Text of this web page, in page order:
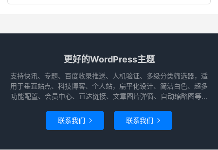
更好的WordPress主题
支持快讯、专题、百度收录推送、人机验证、多级分类筛选器，适
用于垂直站点、科技博客、个人站，扁平化设计、简洁白色、超多
功能配置、会员中心、直达链接、文章图片弹窗、自动缩略图等...
联系我们  联系我们 